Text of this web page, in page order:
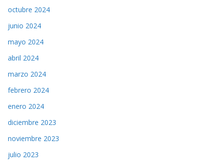
octubre 2024
junio 2024
mayo 2024
abril 2024
marzo 2024
febrero 2024
enero 2024
diciembre 2023
noviembre 2023
julio 2023